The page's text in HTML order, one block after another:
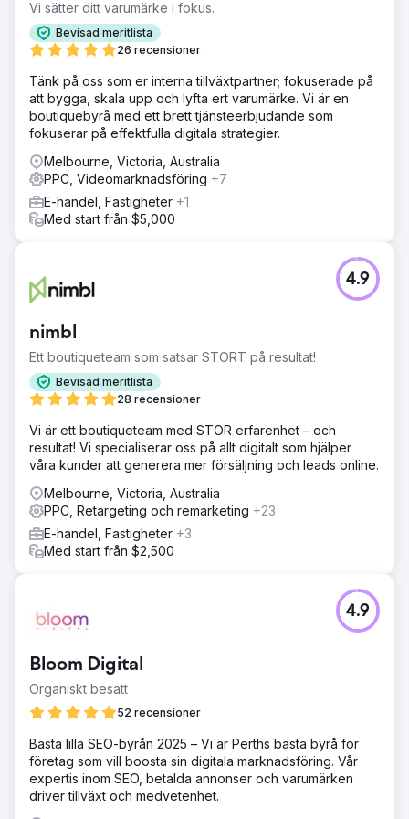
förväntat oss som byrå. Vi bygger fortfarande upp deras
SEO under den här perioden, så att vi kan minska deras
dagliga utgifter när de är redo att publiceras igen.
Gå till byråsida
Vi sätter ditt varumärke i fokus.
Bevisad meritlista
26 recensioner
Tänk på oss som er interna tillväxtpartner; fokuserade på
att bygga, skala upp och lyfta ert varumärke. Vi är en
boutiquebyrå med ett brett tjänsteerbjudande som
fokuserar på effektfulla digitala strategier.
Melbourne, Victoria, Australia
PPC, Videomarknadsföring +7
E-handel, Fastigheter +1
Med start från $5,000
nimbl
Ett boutiqueteam som satsar STORT på resultat!
Bevisad meritlista
28 recensioner
4.9
Vi är ett boutiqueteam med STOR erfarenhet – och
resultat! Vi specialiserar oss på allt digitalt som hjälper
våra kunder att generera mer försäljning och leads online.
Melbourne, Victoria, Australia
PPC, Retargeting och remarketing +23
E-handel, Fastigheter +3
Med start från $2,500
Bloom Digital
Organiskt besatt
52 recensioner
4.9
Bästa lilla SEO-byrån 2025 – Vi är Perths bästa byrå för
företag som vill boosta sin digitala marknadsföring. Vår
expertis inom SEO, betalda annonser och varumärken
driver tillväxt och medvetenhet.